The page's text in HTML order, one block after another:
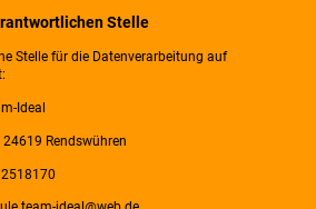
Stelle
Stelle für die Datenverarbeitung auf
Ideal
Rendswühren